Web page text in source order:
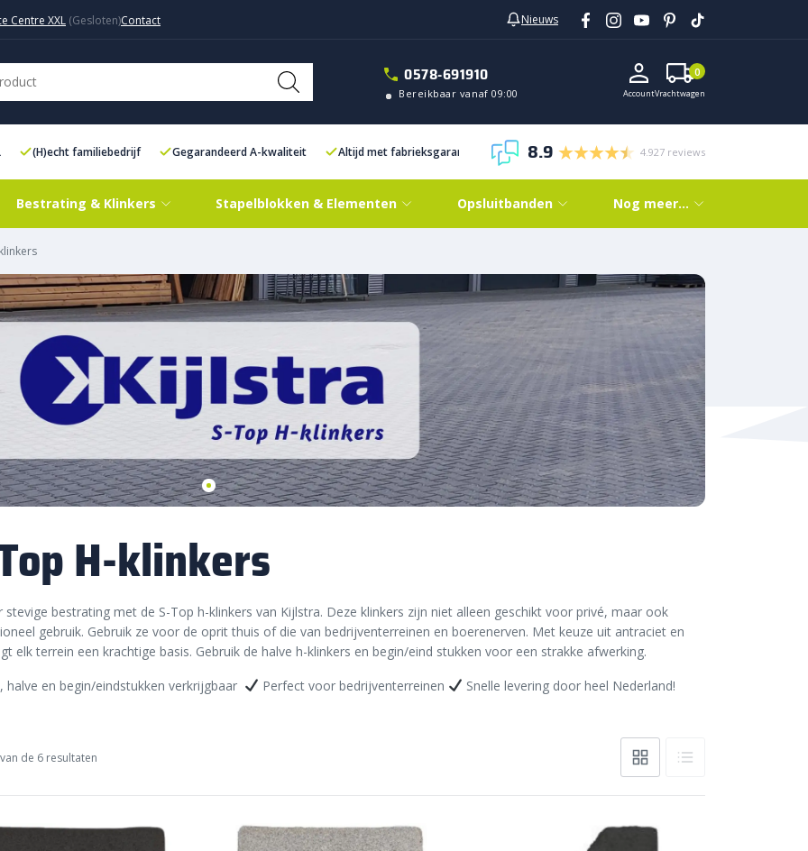
Centre XXL Contact Nieuws
0578-691910
Bereikbaar vanaf 09:00 AccountVrachtwagen
0
(H)echt familiebedrijf Gegarandeerd A-kwaliteit Altijd met fabrieksgarantie 8.9 4.927 reviews
Bestrating & Klinkers Stapelblokken & Elementen Opsluitbanden Nog meer…
H-klinkers
stevige bestrating met de S-Top h-klinkers van Kijlstra. Deze klinkers zijn niet alleen geschikt voor privé, maar ook
gebruik. Gebruik ze voor de oprit thuis of die van bedrijventerreinen en boerenerven. Met keuze uit antraciet en
elk terrein een krachtige basis. Gebruik de halve h-klinkers en begin/eind stukken voor een strakke afwerking.
halve en begin/eindstukken verkrijgbaar
Perfect voor bedrijventerreinen Snelle levering door heel Nederland!
van de 6 resultaten